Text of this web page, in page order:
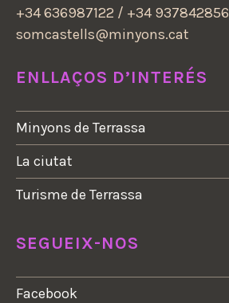
+34 636987122 / +34 937842856
somcastells@minyons.cat
ENLLAÇOS D’INTERÉS
Minyons de Terrassa
La ciutat
Turisme de Terrassa
SEGUEIX-NOS
Facebook